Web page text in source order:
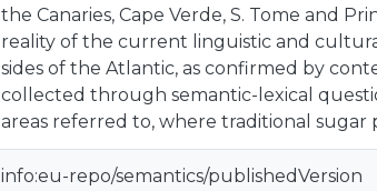
the Canaries, Cape Verde, S. Tome and
reality of the current linguistic and
sides of the Atlantic, as confirmed by
collected through semantic-lexical
areas referred to, where traditional sugar
info:eu-repo/semantics/publishedVersion